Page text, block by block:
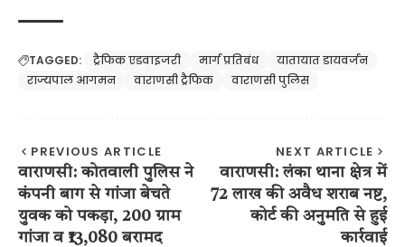
TAGGED: ट्रैफिक एडवाइजरी मार्ग प्रतिबंध
यातायात डायवर्जन
राज्यपाल आगमन
वाराणसी ट्रैफिक वाराणसी पुलिस
PREVIOUS ARTICLE
वाराणसी: कोतवाली पुलिस ने
कंपनी बाग से गांजा बेचते
युवक को पकड़ा, 200 ग्राम
गांजा व ₹13,080 बरामद
NEXT ARTICLE
वाराणसी: लंका थाना क्षेत्र में
72 लाख की अवैध शराब नष्ट,
कोर्ट की अनुमति से हुई
कार्रवाई